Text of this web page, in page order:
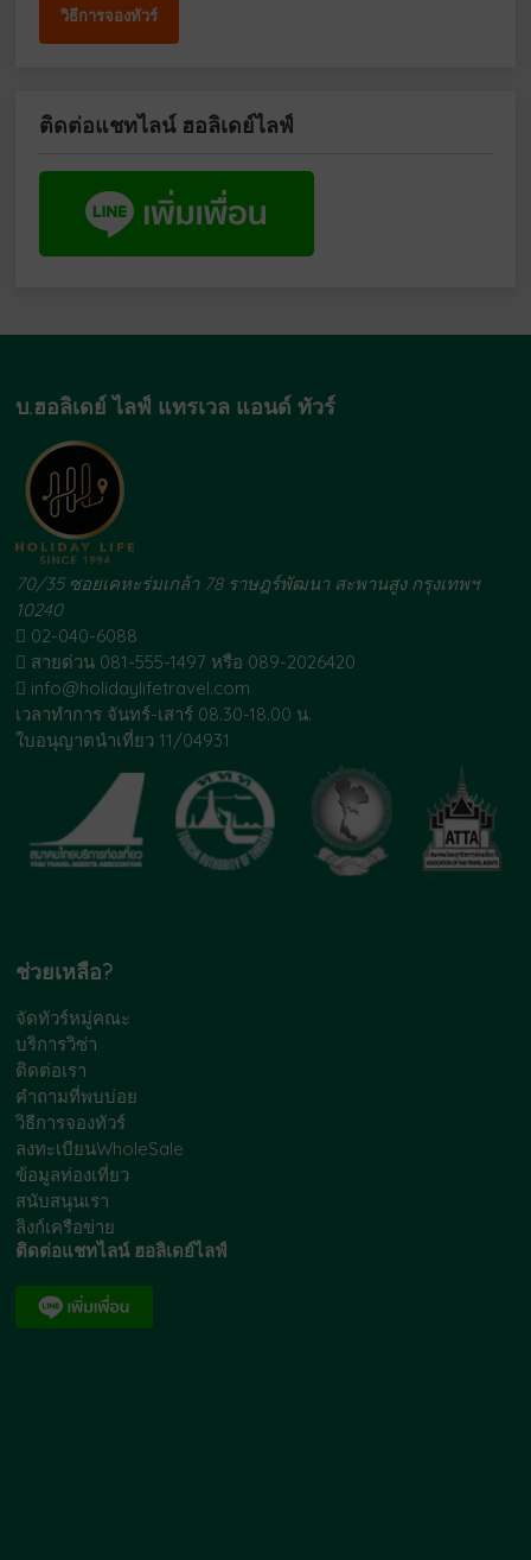
วิธีการจองทัวร์
ติดต่อแชทไลน์ ฮอลิเดย์ไลฟ์
บ.ฮอลิเดย์ ไลฟ์ แทรเวล แอนด์ ทัวร์
70/35 ซอยเคหะร่มเกล้า 78 ราษฎร์พัฒนา สะพานสูง กรุงเทพฯ
10240
02-040-6088
สายด่วน 081-555-1497 หรือ 089-2026420
info@holidaylifetravel.com
เวลาทำการ จันทร์-เสาร์ 08.30-18.00 น.
ใบอนุญาตนำเที่ยว 11/04931
ช่วยเหลือ?
จัดทัวร์หมู่คณะ
บริการวิซ่า
ติดต่อเรา
คำถามที่พบบ่อย
วิธีการจองทัวร์
ลงทะเบียนWholeSale
ข้อมูลท่องเที่ยว
สนับสนุนเรา
ลิงก์เครือข่าย
ติดต่อแชทไลน์ ฮอลิเดย์ไลฟ์